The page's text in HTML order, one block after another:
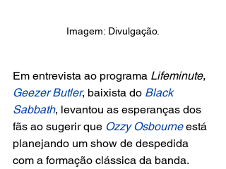
Imagem: Divulgação.
Em entrevista ao programa Lifeminute,
Geezer Butler, baixista do Black
Sabbath, levantou as esperanças dos
fãs ao sugerir que Ozzy Osbourne está
planejando um show de despedida
com a formação clássica da banda.